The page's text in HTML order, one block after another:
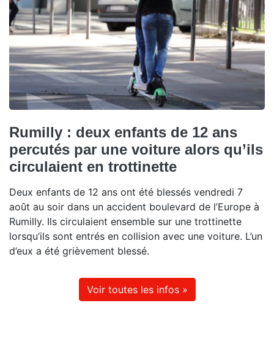
Rumilly : deux enfants de 12 ans
percutés par une voiture alors qu’ils
circulaient en trottinette
Deux enfants de 12 ans ont été blessés vendredi 7
août au soir dans un accident boulevard de l’Europe à
Rumilly. Ils circulaient ensemble sur une trottinette
lorsqu’ils sont entrés en collision avec une voiture. L’un
d’eux a été grièvement blessé.
Voir toutes les infos »